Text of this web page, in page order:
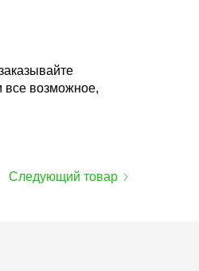
все возможное,
Следующий товар